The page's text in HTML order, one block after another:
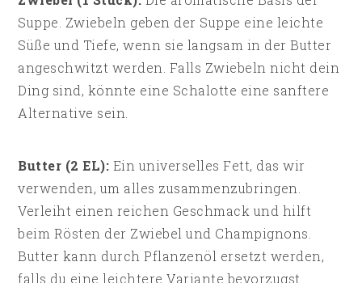
Suppe. Zwiebeln geben der Suppe eine leichte
Süße und Tiefe, wenn sie langsam in der Butter
angeschwitzt werden. Falls Zwiebeln nicht dein
Ding sind, könnte eine Schalotte eine sanftere
Alternative sein.
Butter (2 EL): Ein universelles Fett, das wir
verwenden, um alles zusammenzubringen.
Verleiht einen reichen Geschmack und hilft
beim Rösten der Zwiebel und Champignons.
Butter kann durch Pflanzenöl ersetzt werden,
falls du eine leichtere Variante bevorzugst.